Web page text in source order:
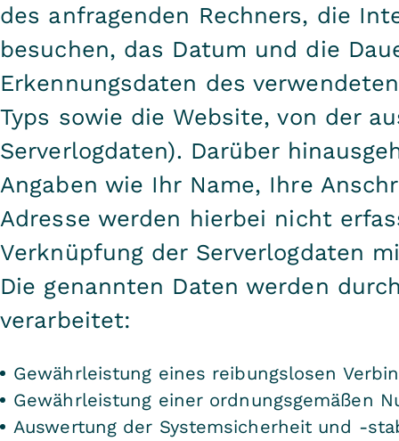
des anfragenden Rechners, die
besuchen, das Datum und die
Erkennungsdaten des
Typs sowie die Website, von der
Serverlogdaten). Darüber
Angaben wie Ihr Name, Ihre
Adresse werden hierbei nicht
Verknüpfung der Serverlogdaten
Die genannten Daten werden
verarbeitet:
Gewährleistung eines reibungslosen
Gewährleistung einer ordnungsgemäßen
Auswertung der Systemsicherheit und -